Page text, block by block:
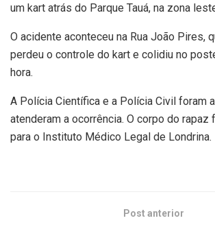
um kart atrás do Parque Tauá, na zona
O acidente aconteceu na Rua João Pires,
perdeu o controle do kart e colidiu no
hora.
A Polícia Científica e a Polícia Civil foram
atenderam a ocorrência. O corpo do rapaz
para o Instituto Médico Legal de Londrina.
Post anterior